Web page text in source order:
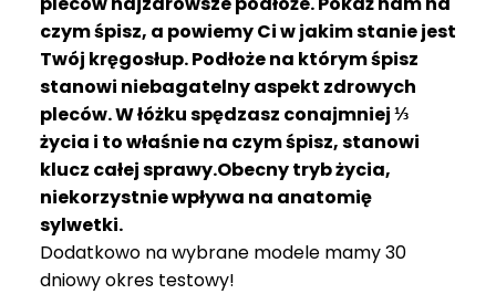
czym śpisz, a powiemy Ci w jakim stanie jest
Twój kręgosłup. Podłoże na którym śpisz
stanowi niebagatelny aspekt zdrowych
pleców. W łóżku spędzasz conajmniej ⅓
życia i to właśnie na czym śpisz, stanowi
klucz całej sprawy.Obecny tryb życia,
niekorzystnie wpływa na anatomię
sylwetki.
Dodatkowo na wybrane modele mamy 30
dniowy okres testowy!